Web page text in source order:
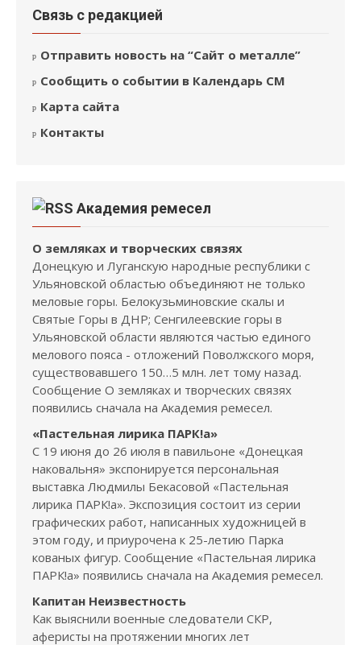
Связь с редакцией
Отправить новость на “Сайт о металле”
Сообщить о событии в Календарь СМ
Карта сайта
Контакты
Академия ремесел
О земляках и творческих связях
Донецкую и Луганскую народные республики с
Ульяновской областью объединяют не только
меловые горы. Белокузьминовские скалы и
Святые Горы в ДНР; Сенгилеевские горы в
Ульяновской области являются частью единого
мелового пояса - отложений Поволжского моря,
существовавшего 150…5 млн. лет тому назад.
Сообщение О земляках и творческих связях
появились сначала на Академия ремесел.
«Пастельная лирика ПАРК!а»
С 19 июня до 26 июля в павильоне «Донецкая
наковальня» экспонируется персональная
выставка Людмилы Бекасовой «Пастельная
лирика ПАРК!а». Экспозиция состоит из серии
графических работ, написанных художницей в
этом году, и приурочена к 25-летию Парка
кованых фигур. Сообщение «Пастельная лирика
ПАРК!а» появились сначала на Академия ремесел.
Капитан Неизвестность
Как выяснили военные следователи СКР,
аферисты на протяжении многих лет